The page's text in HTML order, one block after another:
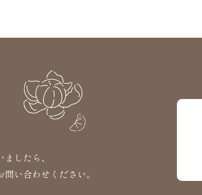
したら、
い合わせください。